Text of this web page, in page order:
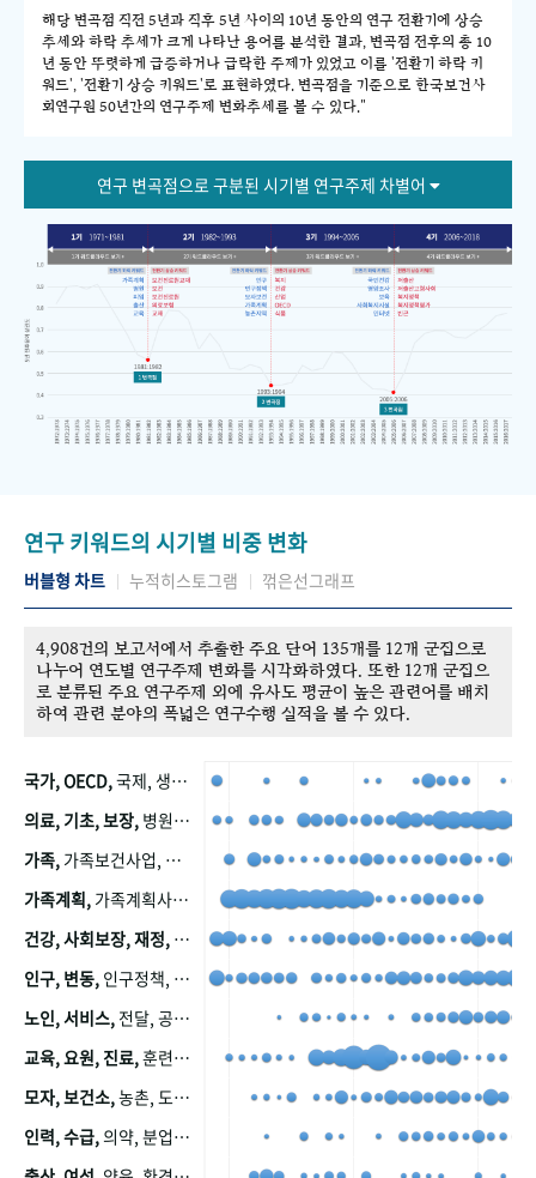
해당 변곡점 직전 5년과 직후 5년 사이의 10년 동안의 연구 전환기에 상승
추세와 하락 추세가 크게 나타난 용어를 분석한 결과, 변곡점 전후의 총 10
년 동안 뚜렷하게 급증하거나 급락한 주제가 있었고 이를 '전환기 하락 키
워드', '전환기 상승 키워드'로 표현하였다. 변곡점을 기준으로 한국보건사
회연구원 50년간의 연구주제 변화추세를 볼 수 있다."
연구 변곡점으로 구분된 시기별 연구주제 차별어
연구 키워드의 시기별 비중 변화
버블형 차트 누적히스토그램 꺾은선그래프
4,908건의 보고서에서 추출한 주요 단어 135개를 12개 군집으로
나누어 연도별 연구주제 변화를 시각화하였다. 또한 12개 군집으
로 분류된 주요 연구주제 외에 유사도 평균이 높은 관련어를 배치
하여 관련 분야의 폭넓은 연구수행 실적을 볼 수 있다.
국가, OECD,국제, 생산, 아시아, 태평양, 태평양지역, 참가
의료, 기초, 보장, 병원, 가정, 연금, 연계, 공적, 일본, 생활, 국민기초생활보장제도, 국민연금, 기금, 저소득층, 근로, 자활, 급여, 환자, 의료비, 모니터링, 한국복지패널, 소득, 지표, 빈곤, 노후, 장애인
가족, 가족보건사업, 산업, 친화, 전국, 출산력
가족계획, 가족계획사업, 가족계획사업평가, 한국가족계획사업, 피임, 보급, 부인, 자궁, 피임약
건강, 사회보장, 재정,
인구, 변동, 인구정책, 저출산, 고령사회, 고령화, 이동, 남북한, 지방자치단체, 컨설팅, 복지정책평가, 집, 사회개발
노인, 서비스, 전달, 공공, 보육, 수요, 공급, 사회서비스, 데이터, 보호, 요양, 아동, 예방, 청소년, 효율, 자원
교육, 요원, 진료,훈련, 보건요원, 마을, 마을건강사업, 보조원, 진료원, 보건진료원, 보건진료원교재
모자, 보건소,농촌, 도시, 금연, 농촌지역, 모자보건사업
인력, 수급,의약, 분업, 식품, 의약품, 의사, 안전